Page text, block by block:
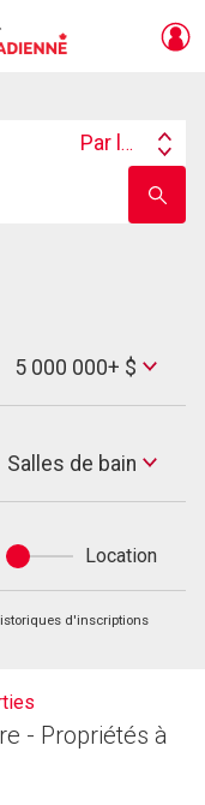
Search
Par lieu
nom
Max
Price
5 000 000+ $
Salles
de
Salles de bain
Achat
ou
location
Location
d'inscriptions
- Propriétés à